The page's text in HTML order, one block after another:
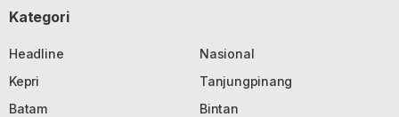
Kategori
Headline
Nasional
Kepri
Tanjungpinang
Batam
Bintan